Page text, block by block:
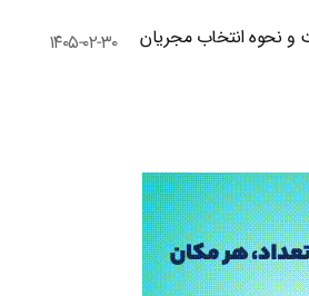
نحوه انتخاب مجریان
۱۴۰۵-۰۲-۳۰